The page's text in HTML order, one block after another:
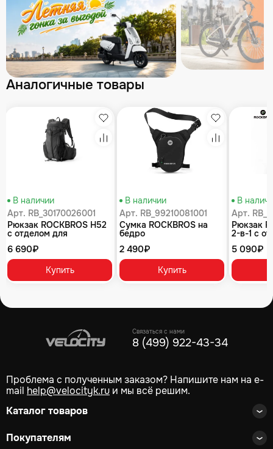
Аналогичные товары
Избранное
Сравнение
В наличии
Арт. RB_30170026001
Рюкзак ROCKBROS H52
с отделом для
17 л; черный
6 690₽
Купить
Избранное
Сравнение
В наличии
Арт. RB_99210081001
Сумка ROCKBROS на
бедро
2 490₽
Купить
В
Арт.
Рюкзак
2-в-1 с
л;
5 090₽
Связаться с нами
8 (499) 922-43-34
Проблема с полученным заказом? Напишите нам на e-
mail help@velocityk.ru и мы всё решим.
Каталог товаров
Покупателям